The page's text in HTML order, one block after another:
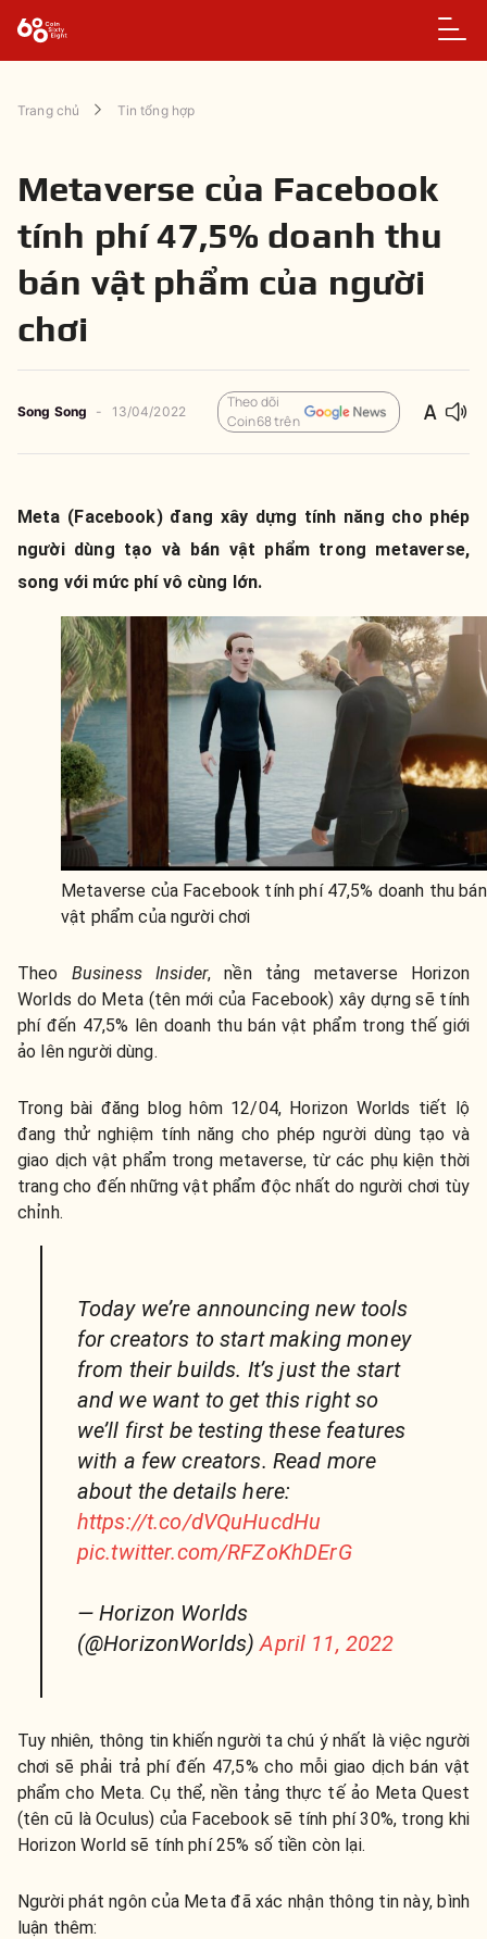
Trang chủ Tin tổng hợp
Metaverse của Facebook
tính phí 47,5% doanh thu
bán vật phẩm của người
chơi
Song Song - 13/04/2022
Theo dõi
Coin68 trên
Meta (Facebook) đang xây dựng tính năng cho phép
người dùng tạo và bán vật phẩm trong metaverse,
song với mức phí vô cùng lớn.
Metaverse của Facebook tính phí 47,5% doanh thu bán
vật phẩm của người chơi
Theo Business Insider, nền tảng metaverse Horizon
Worlds do Meta (tên mới của Facebook) xây dựng sẽ tính
phí đến 47,5% lên doanh thu bán vật phẩm trong thế giới
ảo lên người dùng.
Trong bài đăng blog hôm 12/04, Horizon Worlds tiết lộ
đang thử nghiệm tính năng cho phép người dùng tạo và
giao dịch vật phẩm trong metaverse, từ các phụ kiện thời
trang cho đến những vật phẩm độc nhất do người chơi tùy
chỉnh.
Today we’re announcing new tools
for creators to start making money
from their builds. It’s just the start
and we want to get this right so
we’ll first be testing these features
with a few creators. Read more
about the details here:
https://t.co/dVQuHucdHu
pic.twitter.com/RFZoKhDErG
— Horizon Worlds
(@HorizonWorlds)April 11, 2022
Tuy nhiên, thông tin khiến người ta chú ý nhất là việc người
chơi sẽ phải trả phí đến 47,5% cho mỗi giao dịch bán vật
phẩm cho Meta. Cụ thể, nền tảng thực tế ảo Meta Quest
(tên cũ là Oculus) của Facebook sẽ tính phí 30%, trong khi
Horizon World sẽ tính phí 25% số tiền còn lại.
Người phát ngôn của Meta đã xác nhận thông tin này, bình
luận thêm: